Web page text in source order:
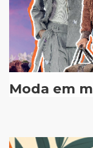
Moda em